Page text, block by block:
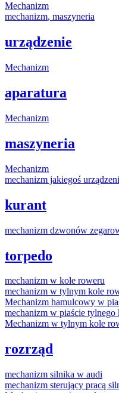
Mechanizm
mechanizm, maszyneria
urządzenie
Mechanizm
aparatura
Mechanizm
maszyneria
Mechanizm
mechanizm jakiegoś
kurant
mechanizm dzwonów
torpedo
mechanizm w kole roweru
mechanizm w tylnym kole
Mechanizm hamulcowy w
mechanizm w piaście tylnego
Mechanizm w tylnym kole
rozrząd
mechanizm silnika w audi
mechanizm sterujący pracą